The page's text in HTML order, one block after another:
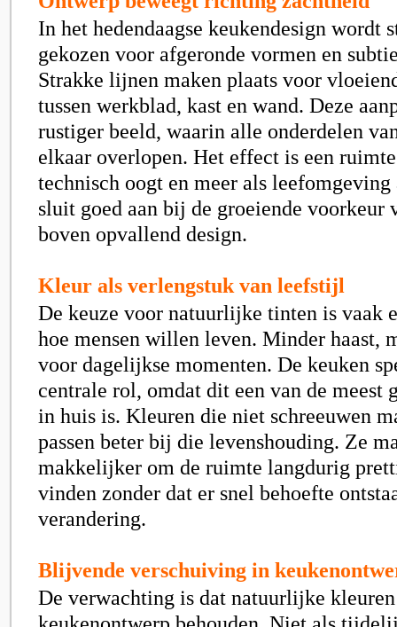
In het hedendaagse keukendesign wordt
gekozen voor afgeronde vormen en
Strakke lijnen maken plaats voor
tussen werkblad, kast en wand. Deze
rustiger beeld, waarin alle onderdelen
elkaar overlopen. Het effect is een
technisch oogt en meer als
sluit goed aan bij de groeiende voorkeur
boven opvallend design.
Kleur als verlengstuk van leefstijl
De keuze voor natuurlijke tinten is vaak
hoe mensen willen leven. Minder haast,
voor dagelijkse momenten. De keuken
centrale rol, omdat dit een van de meest
in huis is. Kleuren die niet schreeuwen
passen beter bij die levenshouding. Ze
makkelijker om de ruimte langdurig
vinden zonder dat er snel behoefte
verandering.
Blijvende verschuiving in
De verwachting is dat natuurlijke